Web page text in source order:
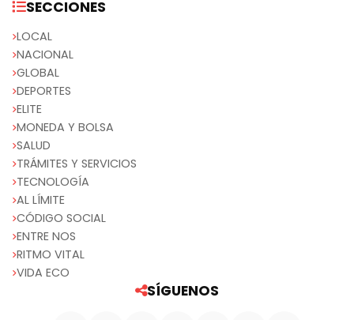
SECCIONES
LOCAL
NACIONAL
GLOBAL
DEPORTES
ELITE
MONEDA Y BOLSA
SALUD
TRÁMITES Y SERVICIOS
TECNOLOGÍA
AL LÍMITE
CÓDIGO SOCIAL
ENTRE NOS
RITMO VITAL
VIDA ECO
SÍGUENOS